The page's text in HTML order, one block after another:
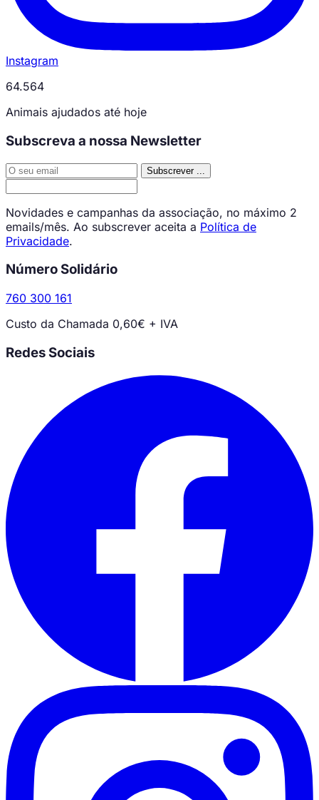
Instagram
64.564
Animais ajudados até hoje
Subscreva a nossa Newsletter
Subscrever
Novidades e campanhas da associação, no máximo 2
emails/mês. Ao subscrever aceita a Política de
Privacidade.
Número Solidário
760 300 161
Custo da Chamada 0,60€ + IVA
Redes Sociais